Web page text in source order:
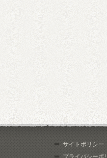
サイトポリシー
プライバシーポ